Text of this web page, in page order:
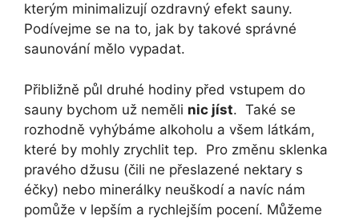
kterým minimalizují ozdravný efekt sauny.
Podívejme se na to, jak by takové správné
saunování mělo vypadat.
Přibližně půl druhé hodiny před vstupem do
sauny bychom už neměli nic jíst. Také se
rozhodně vyhýbáme alkoholu a všem látkám,
které by mohly zrychlit tep. Pro změnu sklenka
pravého džusu (čili ne přeslazené nektary s
éčky) nebo minerálky neuškodí a navíc nám
pomůže v lepším a rychlejším pocení. Můžeme